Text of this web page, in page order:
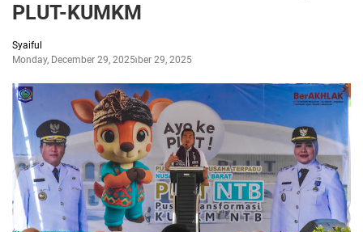
PLUT-KUMKM
Syaiful
Monday, December 29, 2025December 29, 2025